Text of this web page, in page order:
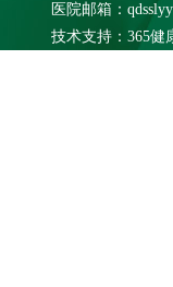
医院邮箱：
技术支持： 365健